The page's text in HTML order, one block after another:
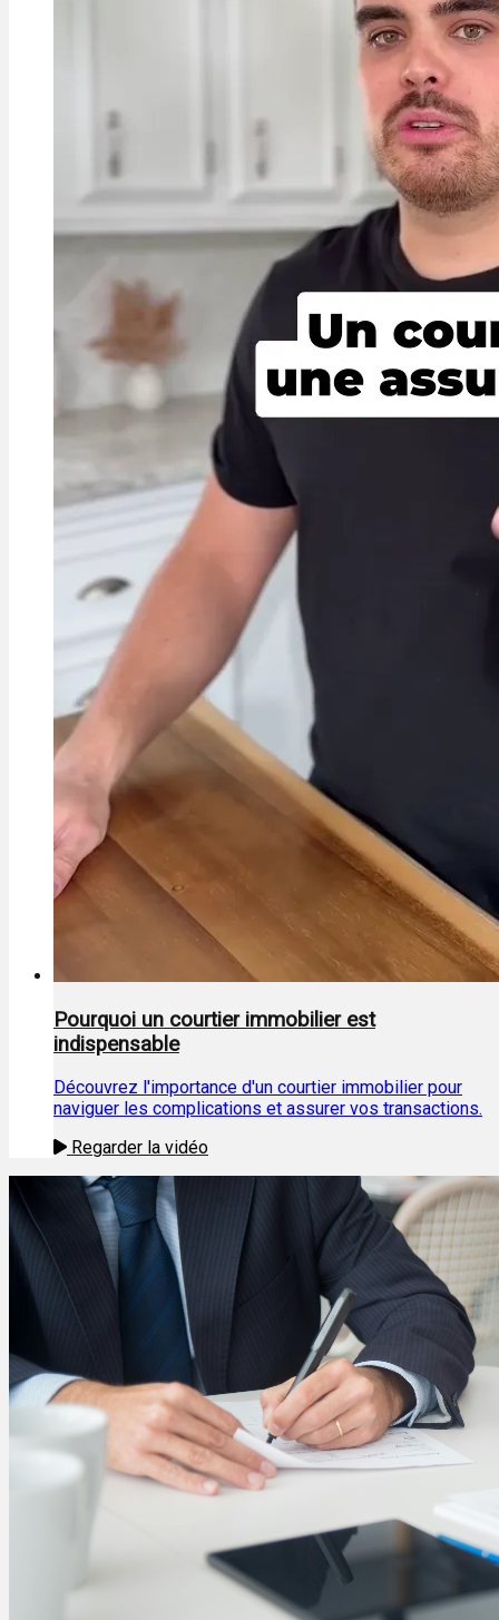
Pourquoi un courtier immobilier est
indispensable
Découvrez l'importance d'un courtier immobilier pour
naviguer les complications et assurer vos transactions.
Regarder la vidéo